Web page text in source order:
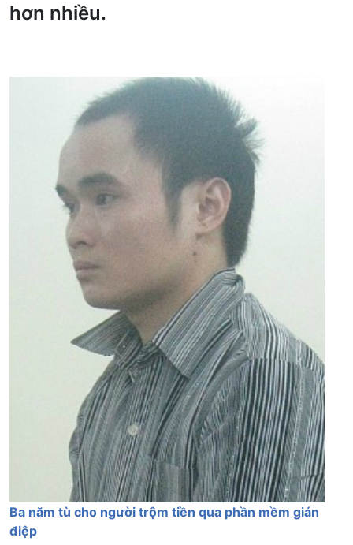
hơn nhiều.
Ba năm tù cho người trộm tiền qua phần mềm gián
điệp